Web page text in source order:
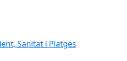
Sanitat i Platges